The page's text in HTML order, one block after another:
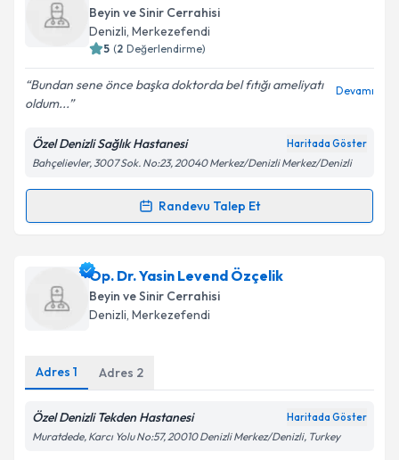
oluşturun. Size bu uzmandan randevu almanız için bir
takvim hazırlandığında e-posta ile bilgilendireceğiz.
Kişisel verilerimin işlenmesine ilişkin
Aydınlatma
Metni'ni okudum ve kişisel verilerimin belirtilen
kapsamda işlenmesini kabul ediyorum.
Beyin ve Sinir Cerrahisi
Denizli, Merkezefendi
5 (2 Değerlendirme)
Bundan sene önce başka doktorda bel fıtığı ameliyatı
oldum...
Devamı
Özel Denizli Sağlık Hastanesi Haritada Göster
Bahçelievler, 3007 Sok. No:23, 20040 Merkez/Denizli Merkez/Denizli
Randevu Talep Et
Randevu Takvimi Talebi
Uzm. Dr. Erdinç Altıncıkiçin randevu takvimi talebi
oluşturun. Size bu uzmandan randevu almanız için bir
takvim hazırlandığında e-posta ile bilgilendireceğiz.
Kişisel verilerimin işlenmesine ilişkinAydınlatma
Op. Dr. Yasin Levend Özçelik
Beyin ve Sinir Cerrahisi
Denizli, Merkezefendi
Adres 1 Adres 2
Özel Denizli Tekden Hastanesi Haritada Göster
Muratdede, Karcı Yolu No:57, 20010 Denizli Merkez/Denizli, Turkey